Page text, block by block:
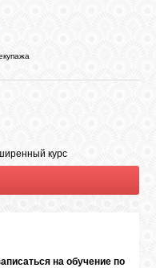
курс
на обучение по